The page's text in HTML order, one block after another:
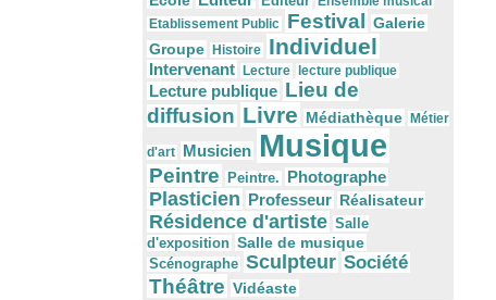
Etablissement Public Festival Galerie
Groupe
Histoire Individuel
Intervenant Lecture lecture publique
Lecture publique Lieu de
diffusion Livre Médiathèque Métier
d'art Musicien Musique
Peintre Peintre. Photographe
Plasticien Professeur Réalisateur
Résidence d'artiste Salle
d'exposition Salle de musique
Scénographe Sculpteur Société
Théâtre Vidéaste